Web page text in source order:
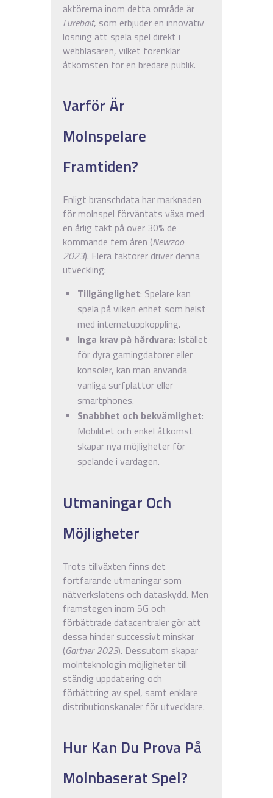
aktörerna inom detta område är
Lurebait, som erbjuder en innovativ
lösning att spela spel direkt i
webbläsaren, vilket förenklar
åtkomsten för en bredare publik.
Varför Är
Molnspelare
Framtiden?
Enligt branschdata har marknaden
för molnspel förväntats växa med
en årlig takt på över 30% de
kommande fem åren (Newzoo
2023). Flera faktorer driver denna
utveckling:
Tillgänglighet: Spelare kan
spela på vilken enhet som helst
med internetuppkoppling.
Inga krav på hårdvara: Istället
för dyra gamingdatorer eller
konsoler, kan man använda
vanliga surfplattor eller
smartphones.
Snabbhet och bekvämlighet:
Mobilitet och enkel åtkomst
skapar nya möjligheter för
spelande i vardagen.
Utmaningar Och
Möjligheter
Trots tillväxten finns det
fortfarande utmaningar som
nätverkslatens och dataskydd. Men
framstegen inom 5G och
förbättrade datacentraler gör att
dessa hinder successivt minskar
(Gartner 2023). Dessutom skapar
molnteknologin möjligheter till
ständig uppdatering och
förbättring av spel, samt enklare
distributionskanaler för utvecklare.
Hur Kan Du Prova På
Molnbaserat Spel?